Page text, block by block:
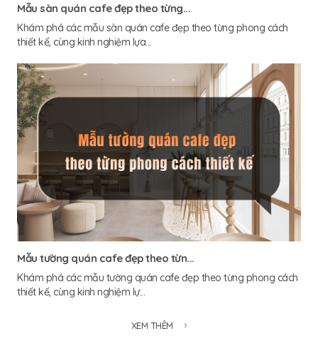
Mẫu sàn quán cafe đẹp theo từng...
Khám phá các mẫu sàn quán cafe đẹp theo từng phong cách
thiết kế, cùng kinh nghiệm lựa...
Mẫu tường quán cafe đẹp theo từn...
Khám phá các mẫu tường quán cafe đẹp theo từng phong cách
thiết kế, cùng kinh nghiệm lự...
XEM THÊM